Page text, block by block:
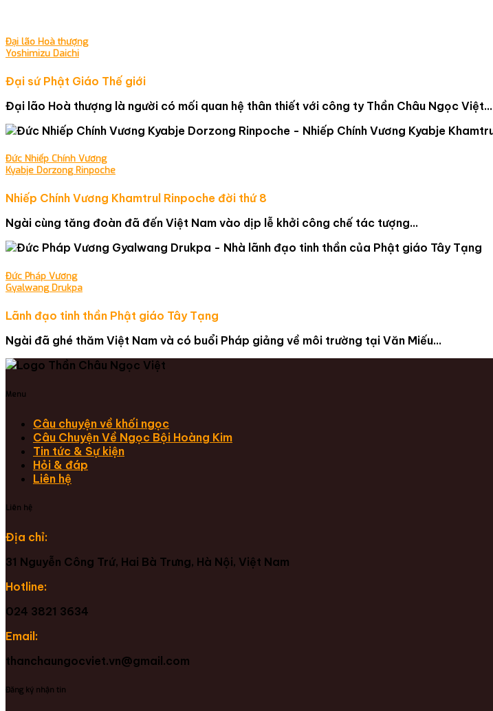
Đại lão Hoà thượng
Yoshimizu Daichi
Đại sứ Phật Giáo Thế giới
Đại lão Hoà thượng là người có mối quan hệ thân thiết với công ty Thần Châu Ngọc Việt...
Đức Nhiếp Chính Vương
Kyabje Dorzong Rinpoche
Nhiếp Chính Vương Khamtrul Rinpoche đời thứ 8
Ngài cùng tăng đoàn đã đến Việt Nam vào dịp lễ khởi công chế tác tượng...
Đức Pháp Vương
Gyalwang Drukpa
Lãnh đạo tinh thần Phật giáo Tây Tạng
Ngài đã ghé thăm Việt Nam và có buổi Pháp giảng về môi trường tại Văn Miếu...
Menu
Câu chuyện về khối ngọc
Câu Chuyện Về Ngọc Bội Hoàng Kim
Tin tức & Sự kiện
Hỏi & đáp
Liên hệ
Liên hệ
Địa chỉ:
31 Nguyễn Công Trứ, Hai Bà Trưng, Hà Nội, Việt Nam
Hotline:
024 3821 3634
Email:
thanchaungocviet.vn@gmail.com
Đăng ký nhận tin